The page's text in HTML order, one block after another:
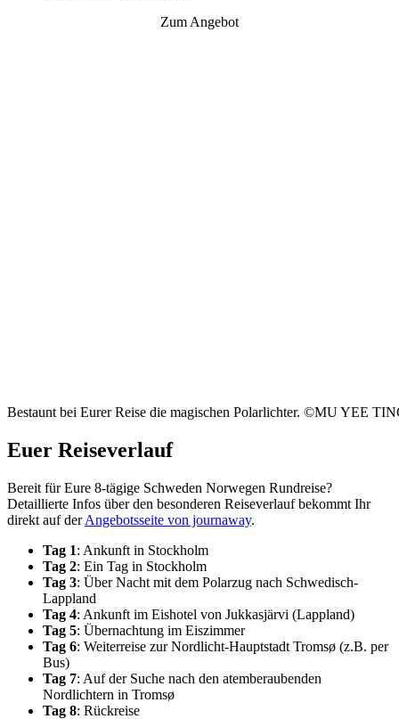
Zum Angebot
Bestaunt bei Eurer Reise die magischen Polarlichter. ©MU YEE
Euer Reiseverlauf
Bereit für Eure 8-tägige Schweden Norwegen Rundreise?
Detaillierte Infos über den besonderen Reiseverlauf bekommt Ihr
direkt auf derAngebotsseite von journaway.
Tag 1: Ankunft in Stockholm
Tag 2: Ein Tag in Stockholm
Tag 3: Über Nacht mit dem Polarzug nach Schwedisch-
Lappland
Tag 4: Ankunft im Eishotel von Jukkasjärvi (Lappland)
Tag 5: Übernachtung im Eiszimmer
Tag 6: Weiterreise zur Nordlicht-Hauptstadt Tromsø (z.B. per
Bus)
Tag 7: Auf der Suche nach den atemberaubenden
Nordlichtern in Tromsø
Tag 8: Rückreise